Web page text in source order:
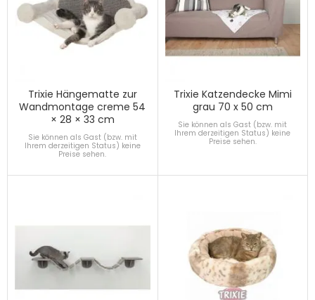
Trixie Hängematte zur
Wandmontage creme 54
× 28 × 33 cm
Sie können als Gast (bzw. mit
Ihrem derzeitigen Status) keine
Preise sehen.
Trixie Katzendecke Mimi
grau 70 x 50 cm
Sie können als Gast (bzw. mit
Ihrem derzeitigen Status) keine
Preise sehen.